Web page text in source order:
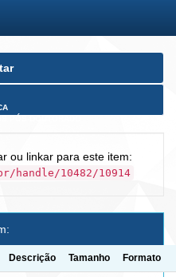
ou linkar para este item:
10482/10914
Descrição Tamanho Formato